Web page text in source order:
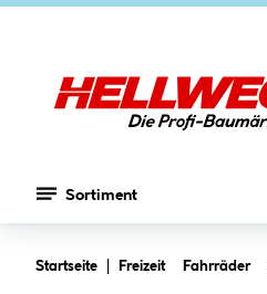
Sortiment
Startseite Freizeit Fahrräder